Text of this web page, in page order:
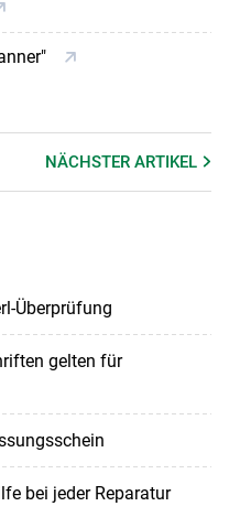
NÄCHSTERARTIKEL
Überprüfung
gelten für
bei jeder Reparatur